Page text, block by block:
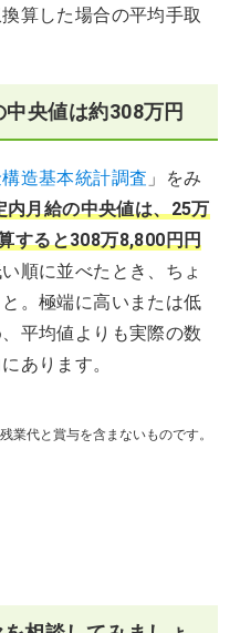
算した場合の平均手取
央値は約308万円
造基本統計調査 」をみ
月給の中央値は、25万
すると308万8,800円円
順に並べたとき、ちょ
。極端に高いまたは低
平均値よりも実際の数
あります。
業代と賞与を含まないものです。